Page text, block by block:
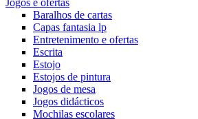
Jogos e ofertas
Baralhos de cartas
Capas fantasia lp
Entretenimento e ofertas
Escrita
Estojo
Estojos de pintura
Jogos de mesa
Jogos didácticos
Mochilas escolares